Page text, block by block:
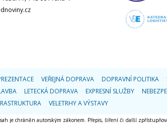
VEŘEJNÁ DOPRAVA DOPRAVNÍ POLITIKA
LETECKÁ DOPRAVA EXPRESNÍ SLUŽBY
VELETRHY A VÝSTAVY
je chráněn autorským zákonem. Přepis, šíření či další